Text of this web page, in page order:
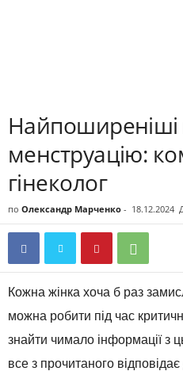
менструацію:
гінеколог
по Олександр Марченко - 18.12.2024
Кожна жінка хоча б раз
можна робити під час
знайти чимало інформації з
все з прочитаного